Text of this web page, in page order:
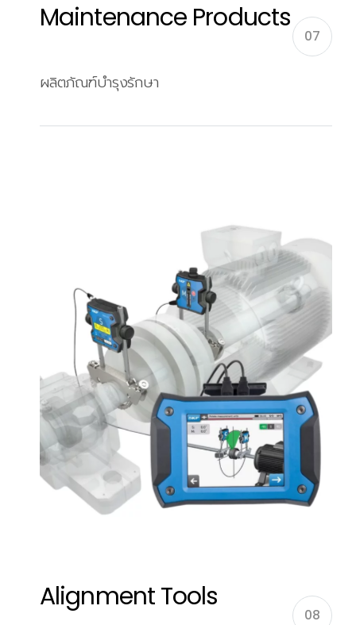
Maintenance Products
07
ผลิตภัณฑ์บำรุงรักษา
Alignment Tools
08